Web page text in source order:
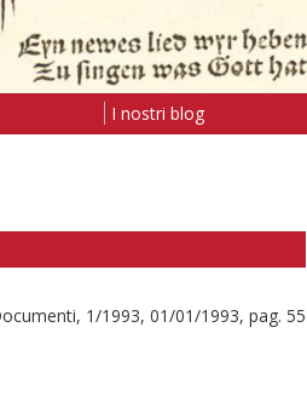
I nostri blog
1/1993, 01/01/1993, pag. 55